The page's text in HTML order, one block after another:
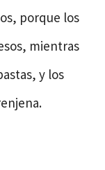
porque los
mientras
y los